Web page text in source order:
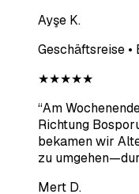
Ayşe K.
Geschäftsreise •
★★★★★
“Am
Richtung
bekamen wir
zu
Mert D.